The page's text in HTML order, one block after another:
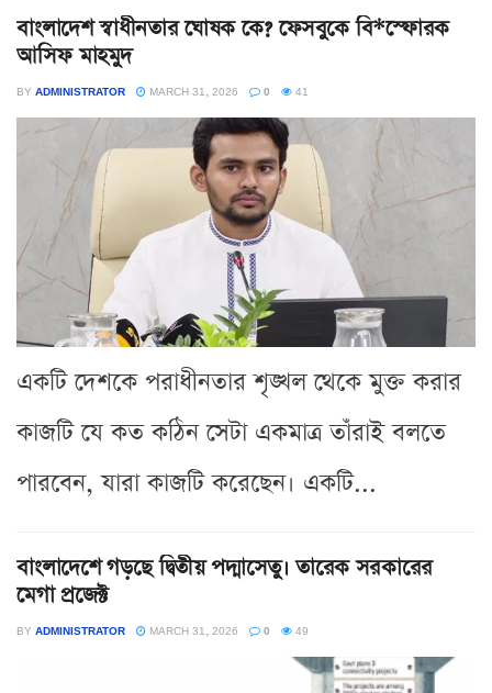
বাংলাদেশ স্বাধীনতার ঘোষক কে? ফেসবুকে বি*স্ফোরক
আসিফ মাহমুদ
BY ADMINISTRATOR MARCH 31, 2026 0 41
একটি দেশকে পরাধীনতার শৃঙ্খল থেকে মুক্ত করার
কাজটি যে কত কঠিন সেটা একমাত্র তাঁরাই বলতে
পারবেন, যারা কাজটি করেছেন। একটি...
বাংলাদেশে গড়ছে দ্বিতীয় পদ্মাসেতু। তারেক সরকারের
মেগা প্রজেক্ট
BY ADMINISTRATOR MARCH 31, 2026 0 49